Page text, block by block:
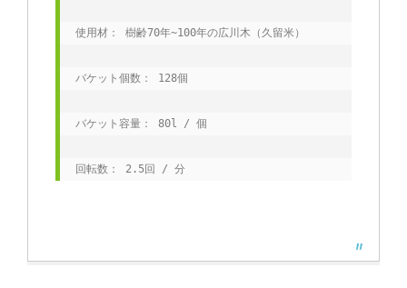
使用材： 樹齢70年~100年の広川木（久留米）
バケット個数： 128個
バケット容量： 80l / 個
回転数： 2.5回 / 分